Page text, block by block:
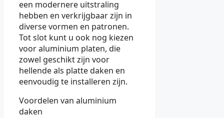
een modernere uitstraling
hebben en verkrijgbaar zijn in
diverse vormen en patronen.
Tot slot kunt u ook nog kiezen
voor aluminium platen, die
zowel geschikt zijn voor
hellende als platte daken en
eenvoudig te installeren zijn.
Voordelen van aluminium
daken